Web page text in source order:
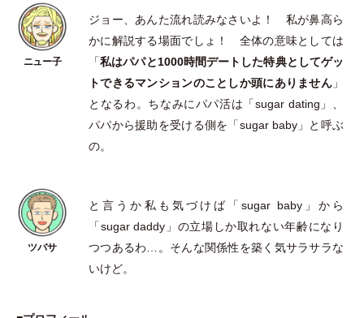
ジョー、あんた流れ読みなさいよ！ 私が鼻高ら
かに解説する場面でしょ！ 全体の意味としては
「私はパパと1000時間デートした特典としてゲッ
トできるマンションのことしか頭にありません 」
となるわ。ちなみにパパ活は 「sugar dating 」
パパから援助を受ける側を 「sugar baby」 と呼ぶ
の。
と言うか私も気づけば 「sugar baby」 から
「sugar daddy 」 の立場しか取れない年齢になり
つつあるわ…。そんな関係性を築く気サラサラな
いけど。